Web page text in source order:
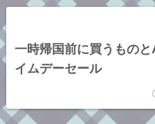
一時帰国前に買うもの
イムデーセール